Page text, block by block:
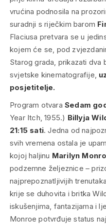
vrućina podnosila na
suradnji s riječkim barom
Flaciusa pretvara se u
kojem će se, pod
Starog grada, prikazati dva
svjetske kinematografije,
posjetitelje.
Program otvara Sedam
Year Itch , 1955.) Billyja
21:15 sati. Jedna od
svih vremena ostala je
kojoj haljinu Marilyn
podzemne željeznice –
najprepoznatljivijih
krije se duhovita i britka
iskušenjima, fantazijama i
Monroe potvrđuje status